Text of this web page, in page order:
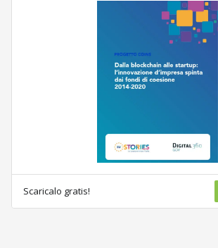
Scaricalo gratis!